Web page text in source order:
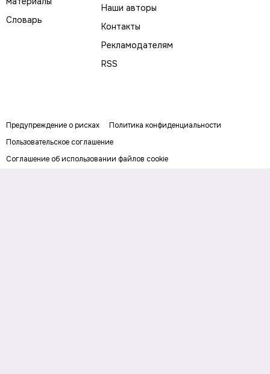
Словарь
Наши авторы
Контакты
Рекламодателям
RSS
Предупреждение о рисках
Политика конфиденциальности
Пользовательское соглашение
Соглашение об использовании файлов cookie